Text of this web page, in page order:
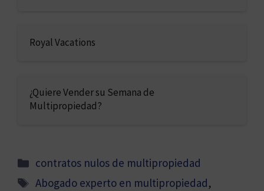
Royal Vacations
¿Quiere Vender su Semana de
Multipropiedad?
Categorías
contratos nulos de multipropiedad
Etiquetas
Abogado experto en multipropiedad,